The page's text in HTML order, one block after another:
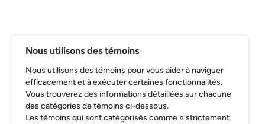
Nous utilisons des témoins
Nous utilisons des témoins pour vous aider à naviguer
efficacement et à exécuter certaines fonctionnalités.
Vous trouverez des informations détaillées sur chacune
des catégories de témoins ci-dessous.
Les témoins qui sont catégorisés comme « strictement